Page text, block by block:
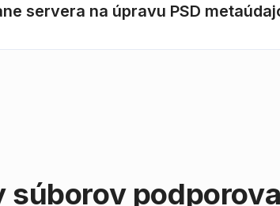
servera na úpravu PSD
súborov